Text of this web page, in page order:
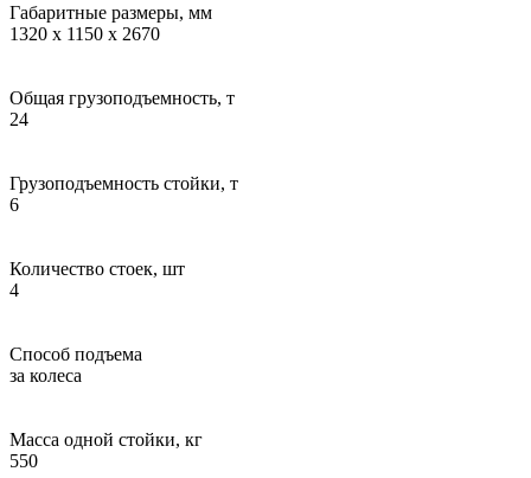
Габаритные размеры, мм
1320 х 1150 х 2670
Общая грузоподъемность, т
24
Грузоподъемность стойки, т
6
Количество стоек, шт
4
Способ подъема
за колеса
Масса одной стойки, кг
550